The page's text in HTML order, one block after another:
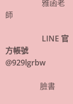
雅函老
師
LINE 官
方帳號
@929lgrbw
臉書